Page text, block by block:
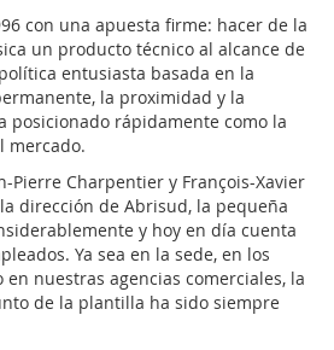
con una apuesta firme: hacer de la
un producto técnico al alcance de
entusiasta basada en la
la proximidad y la
posicionado rápidamente como la
mercado.
Pierre Charpentier y François-Xavier
dirección de Abrisud, la pequeña
y hoy en día cuenta
Ya sea en la sede, en los
nuestras agencias comerciales, la
de la plantilla ha sido siempre